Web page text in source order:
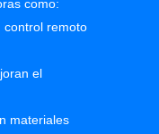
como:
control remoto
el
materiales